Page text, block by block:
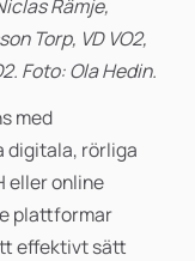
Rämje,
Torp, VD VO2,
Foto: Ola Hedin.
med
digitala, rörliga
eller online
plattformar
effektivt sätt